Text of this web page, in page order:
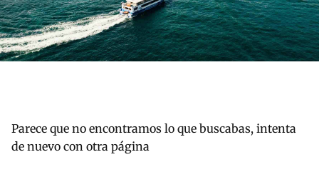
Parece que no encontramos lo que buscabas, intenta
de nuevo con otra página